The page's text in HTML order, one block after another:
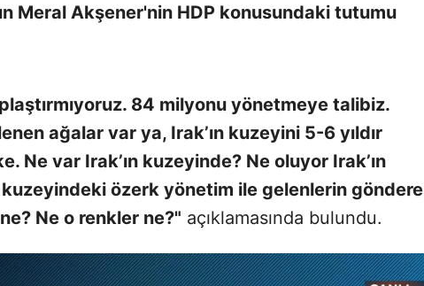
Meral Akşener'nin HDP konusundaki tutumu
84 milyonu yönetmeye talibiz.
ağalar var ya, Irak’ın kuzeyini 5-6 yıldır
Ne var Irak’ın kuzeyinde? Ne oluyor Irak’ın
kuzeyindeki özerk yönetim ile gelenlerin göndere
Ne o renkler ne?" açıklamasında bulundu.